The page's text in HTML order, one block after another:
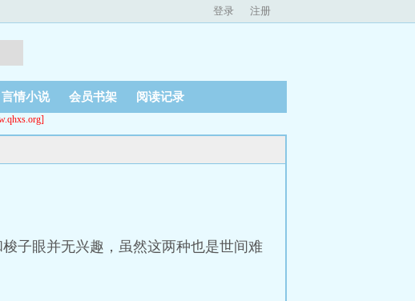
登录 注册
言情小说 会员书架 阅读记录
子眼并无兴趣，虽然这两种也是世间难